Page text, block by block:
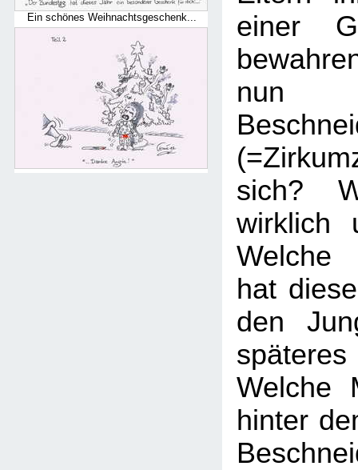
Ein schönes Weihnachtsgeschenk...
einer
nun
sich?
wirklich
Welche
hat
den
Welche
hinter